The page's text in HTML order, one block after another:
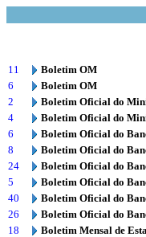
11
Boletim OM
6
Boletim OM
2
Boletim Oficial do
4
Boletim Oficial do
6
Boletim Oficial do
8
Boletim Oficial do
24
Boletim Oficial do
5
Boletim Oficial do
40
Boletim Oficial do
26
Boletim Oficial do
18
Boletim Mensal de